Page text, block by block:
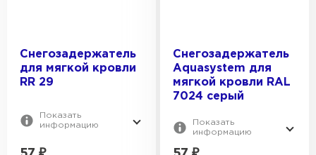
Снегозадержатель
для мягкой кровли
RR 29
Показать
информацию
Снегозадержатель
Aquasystem для
мягкой кровли RAL
7024 серый
Показать
информацию